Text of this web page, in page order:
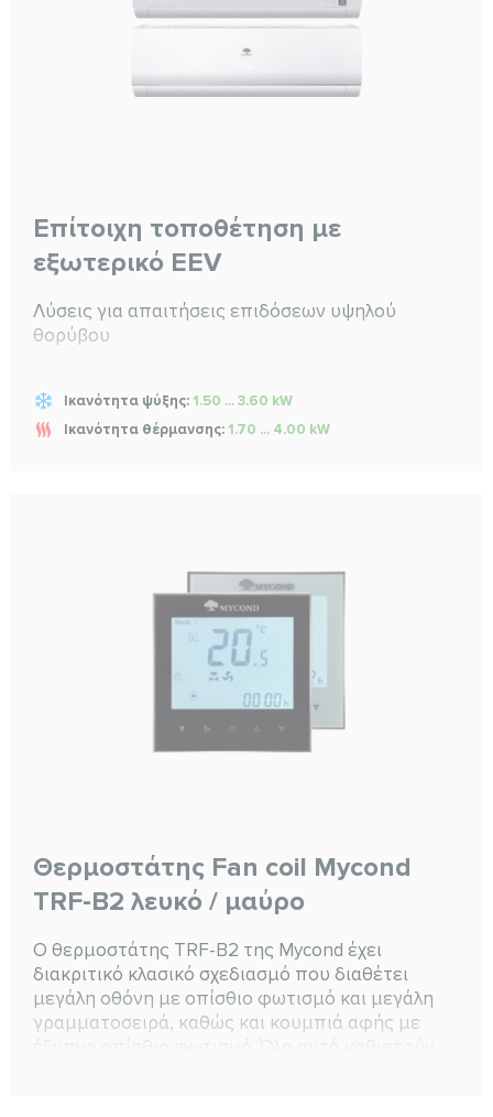
Επίτοιχη τοποθέτηση με
εξωτερικό EEV
Λύσεις για απαιτήσεις επιδόσεων υψηλού
θορύβου
Ικανότητα ψύξης: 1.50 ... 3.60 kW
Ικανότητα θέρμανσης: 1.70 ... 4.00 kW
Θερμοστάτης Fan coil Mycond
TRF-B2 λευκό / μαύρο
Ο θερμοστάτης TRF-B2 της Mycond έχει
διακριτικό κλασικό σχεδιασμό που διαθέτει
μεγάλη οθόνη με οπίσθιο φωτισμό και μεγάλη
γραμματοσειρά, καθώς και κουμπιά αφής με